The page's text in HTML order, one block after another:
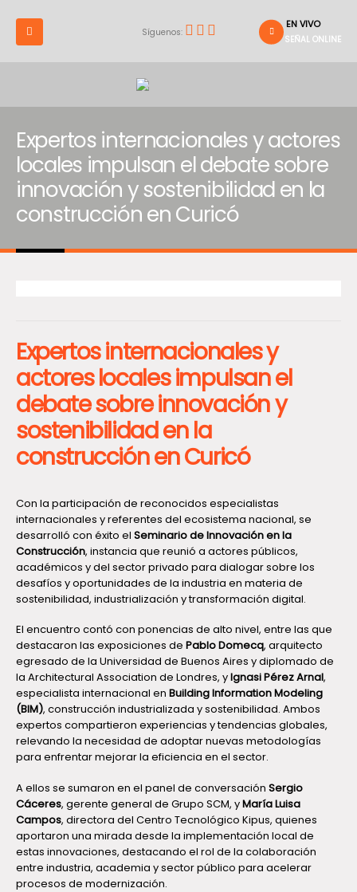
Síguenos:
EN VIVO
SEÑAL ONLINE
Expertos internacionales y actores
locales impulsan el debate sobre
innovación y sostenibilidad en la
construcción en Curicó
Expertos internacionales y
actores locales impulsan el
debate sobre innovación y
sostenibilidad en la
construcción en Curicó
Con la participación de reconocidos especialistas
internacionales y referentes del ecosistema nacional, se
desarrolló con éxito el Seminario de Innovación en la
Construcción, instancia que reunió a actores públicos,
académicos y del sector privado para dialogar sobre los
desafíos y oportunidades de la industria en materia de
sostenibilidad, industrialización y transformación digital.
El encuentro contó con ponencias de alto nivel, entre las que
destacaron las exposiciones de Pablo Domecq, arquitecto
egresado de la Universidad de Buenos Aires y diplomado de
la Architectural Association de Londres, yIgnasi Pérez Arnal,
especialista internacional en Building Information Modeling
(BIM), construcción industrializada y sostenibilidad. Ambos
expertos compartieron experiencias y tendencias globales,
relevando la necesidad de adoptar nuevas metodologías
para enfrentar mejorar la eficiencia en el sector.
A ellos se sumaron en el panel de conversación Sergio
Cáceres, gerente general de Grupo SCM, yMaría Luisa
Campos, directora del Centro Tecnológico Kipus, quienes
aportaron una mirada desde la implementación local de
estas innovaciones, destacando el rol de la colaboración
entre industria, academia y sector público para acelerar
procesos de modernización.